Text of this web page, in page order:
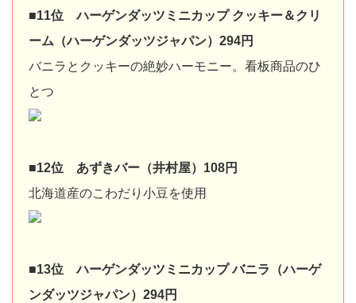
■11位 ハーゲンダッツミニカップ クッキー＆クリ
ーム（ハーゲンダッツジャパン）294円
バニラとクッキーの絶妙ハーモニー。看板商品のひ
とつ
■12位 あずきバー（井村屋）108円
北海道産のこわだり小豆を使用
■13位 ハーゲンダッツミニカップ バニラ（ハーゲ
ンダッツジャパン）294円